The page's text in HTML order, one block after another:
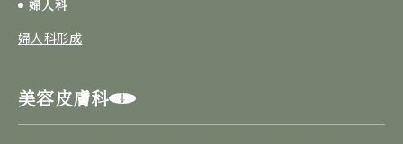
婦人科
婦人科形成
美容皮膚科